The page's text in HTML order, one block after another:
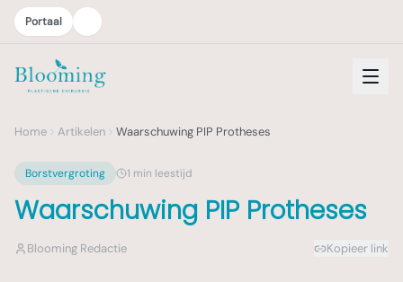
Portaal
Home Artikelen Waarschuwing PIP Protheses
Borstvergroting 1 min leestijd
Waarschuwing PIP Protheses
Blooming Redactie Kopieer link